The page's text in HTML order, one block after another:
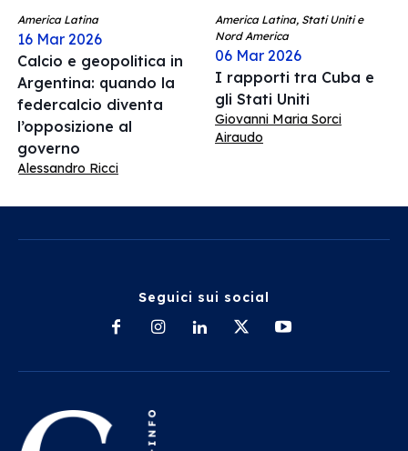
America Latina
16 Mar 2026
Calcio e geopolitica in
Argentina: quando la
federcalcio diventa
l’opposizione al
governo
Alessandro Ricci
America Latina, Stati Uniti e
Nord America
06 Mar 2026
I rapporti tra Cuba e
gli Stati Uniti
Giovanni Maria Sorci
Airaudo
Seguici sui social